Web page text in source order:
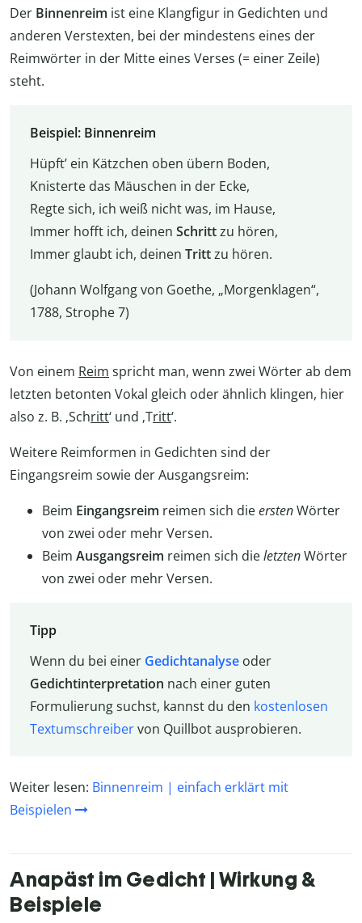
Der Binnenreim ist eine Klangfigur in Gedichten und
anderen Verstexten, bei der mindestens eines der
Reimwörter in der Mitte eines Verses (= einer Zeile)
steht.
Beispiel: Binnenreim
Hüpft’ ein Kätzchen oben übern Boden,
Knisterte das Mäuschen in der Ecke,
Regte sich, ich weiß nicht was, im Hause,
Immer hofft ich, deinen Schrittzu hören,
Immer glaubt ich, deinen Trittzu hören.
(Johann Wolfgang von Goethe, „Morgenklagen“,
1788, Strophe 7)
Von einem Reim spricht man, wenn zwei Wörter ab dem
letzten betonten Vokal gleich oder ähnlich klingen, hier
also z. B. ‚Schritt‘ und ‚Tritt‘.
Weitere Reimformen in Gedichten sind der
Eingangsreim sowie der Ausgangsreim:
Beim Eingangsreim reimen sich dieerstenWörter
von zwei oder mehr Versen.
Beim Ausgangsreim reimen sich dieletztenWörter
von zwei oder mehr Versen.
Tipp
Wenn du bei einer Gedichtanalyseoder
Gedichtinterpretation nach einer guten
Formulierung suchst, kannst du den kostenlosen
Textumschreibervon Quillbot ausprobieren.
Weiter lesen: Binnenreim | einfach erklärt mit
Beispielen
Anapäst im Gedicht | Wirkung &
Beispiele